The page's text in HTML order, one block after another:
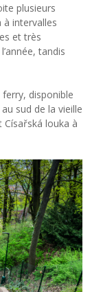
plusieurs
à intervalles
et très
tandis
disponible
sud de la vieille
Císařská louka à